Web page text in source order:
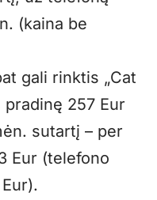
(kaina be
gali rinktis „Cat
257 Eur
sutartį – per
Eur (telefono